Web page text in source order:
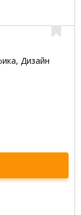
Дизайн